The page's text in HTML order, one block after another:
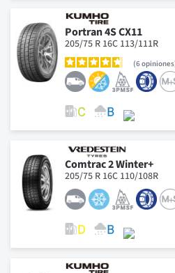
Portran 4S CX11
205/75 R 16C 113/111R
6opiniones
Comtrac 2 Winter+
205/75 R 16C 110/108R